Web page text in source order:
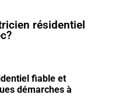
résidentiel
fiable et
démarches à